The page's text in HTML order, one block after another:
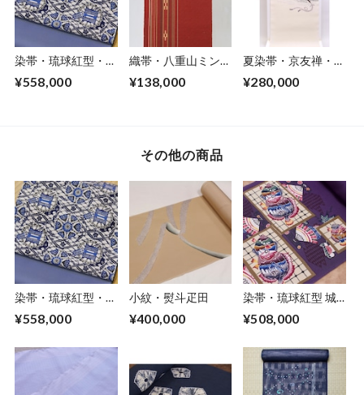
染帯・琉球紅型・人
間国宝 玉那覇有公
作
¥558,000
織帯・八重山ミンサ
ー織 八寸
¥138,000
夏染帯・京友禅・団
扇に江戸風景
¥280,000
その他の商品
染帯・琉球紅型・人
作
¥558,000
小紋・熨斗疋田
¥400,000
染帯・琉球紅型 城
子」
¥508,000